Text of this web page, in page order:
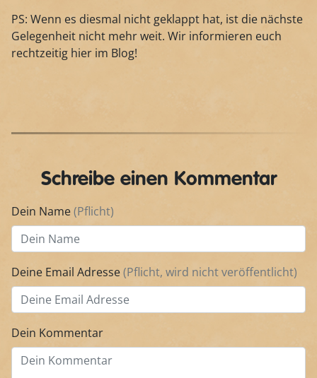
PS: Wenn es diesmal nicht geklappt hat, ist die nächste
Gelegenheit nicht mehr weit. Wir informieren euch
rechtzeitig hier im Blog!
Schreibe einen Kommentar
Dein Name(Pflicht)
Deine Email Adresse(Pflicht, wird nicht veröffentlicht)
Dein Kommentar